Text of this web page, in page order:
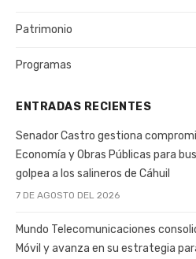
Patrimonio
Programas
ENTRADAS RECIENTES
Senador Castro gestiona
Economía y Obras Públicas para
golpea a los salineros de Cáhuil
7 DE AGOSTO DEL 2026
Mundo Telecomunicaciones
Móvil y avanza en su estrategia